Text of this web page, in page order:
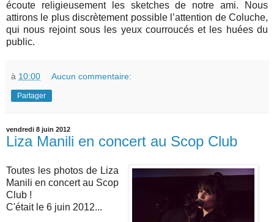
écoute religieusement les sketches de notre ami. Nous
attirons le plus discrètement possible l’attention de Coluche,
qui nous rejoint sous les yeux courroucés et les huées du
public.
à 10:00 Aucun commentaire:
Partager
vendredi 8 juin 2012
Liza Manili en concert au Scop Club
Toutes les photos de Liza
Manili en concert au Scop
Club !
C'était le 6 juin 2012...